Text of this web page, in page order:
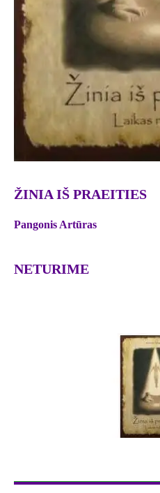
ŽINIA IŠ PRAEITIES
Pangonis Artūras
NETURIME